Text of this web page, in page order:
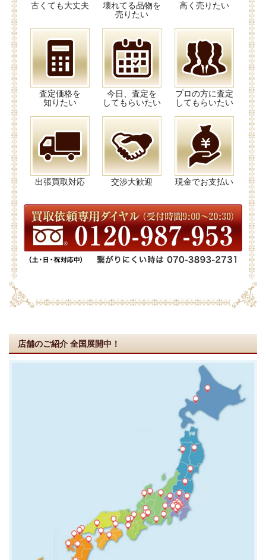
古くても大丈夫
壊れてる品物を
売りたい
高く売りたい
査定価格を
知りたい
今日、査定を
してもらいたい
プロの方に査定
してもらいたい
出張買取対応 交渉大歓迎 現金でお支払い
店舗のご紹介 全国展開中！